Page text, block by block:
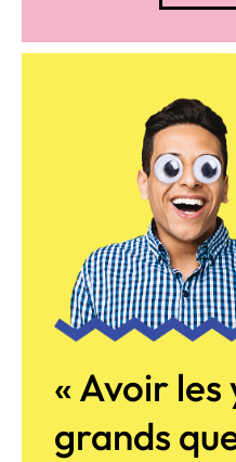
« Avoir les
grands